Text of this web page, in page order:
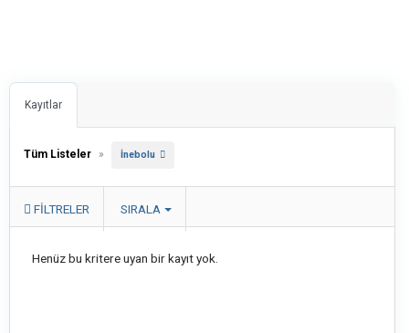
Kayıtlar
Tüm Listeler » İnebolu
FILTRELER SIRALA
Henüz bu kritere uyan bir kayıt yok.